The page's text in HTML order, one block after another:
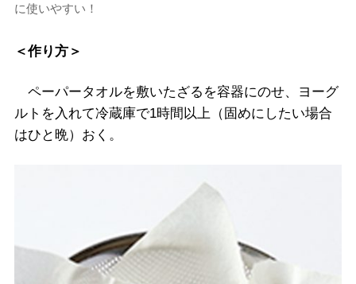
に使いやすい！
＜作り方＞
ペーパータオルを敷いたざるを容器にのせ、ヨーグ
ルトを入れて冷蔵庫で1時間以上（固めにしたい場合
はひと晩）おく。